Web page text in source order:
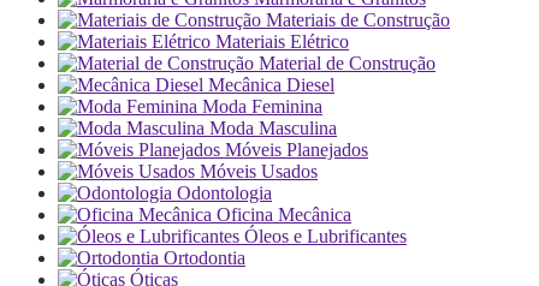
Materiais de Construção
Materiais Elétrico
Material de Construção
Mecânica Diesel
Moda Feminina
Moda Masculina
Móveis Planejados
Móveis Usados
Odontologia
Oficina Mecânica
Óleos e Lubrificantes
Ortodontia
Óticas